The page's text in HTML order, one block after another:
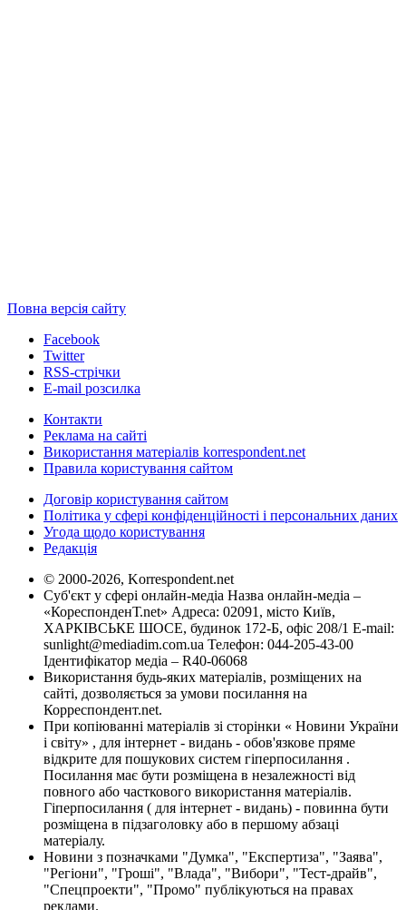
Повна версія сайту
Facebook
Twitter
RSS-стрічки
E-mail розсилка
Контакти
Реклама на сайті
Використання матеріалів korrespondent.net
Правила користування сайтом
Договір користування сайтом
Політика у сфері конфіденційності і персональних даних
Угода щодо користування
Редакція
© 2000-2026, Korrespondent.net
Суб'єкт у сфері онлайн-медіа Назва онлайн-медіа –
«КореспонденТ.net» Адреса: 02091, місто Київ,
ХАРКІВСЬКЕ ШОСЕ, будинок 172-Б, офіс 208/1 E-mail:
sunlight@mediadim.com.ua Телефон: 044-205-43-00
Ідентифікатор медіа – R40-06068
Використання будь-яких матеріалів, розміщених на
сайті, дозволяється за умови посилання на
Корреспондент.net.
При копіюванні матеріалів зі сторінки « Новини України
і світу» , для інтернет - видань - обов'язкове пряме
відкрите для пошукових систем гіперпосилання .
Посилання має бути розміщена в незалежності від
повного або часткового використання матеріалів.
Гіперпосилання ( для інтернет - видань) - повинна бути
розміщена в підзаголовку або в першому абзаці
матеріалу.
Новини з позначками "Думка", "Експертиза", "Заява",
"Регіони", "Гроші", "Влада", "Вибори", "Тест-драйв",
"Спецпроекти", "Промо" публікуються на правах
реклами.